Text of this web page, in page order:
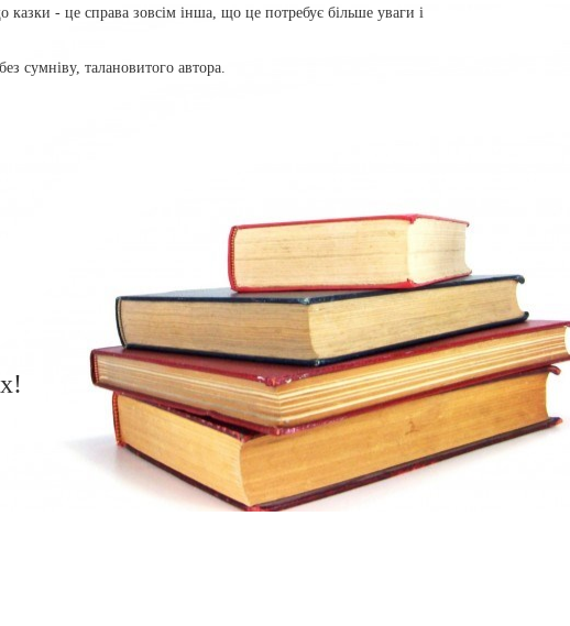
- це справа зовсім інша, що це потребує більше уваги і
сумніву, талановитого автора.